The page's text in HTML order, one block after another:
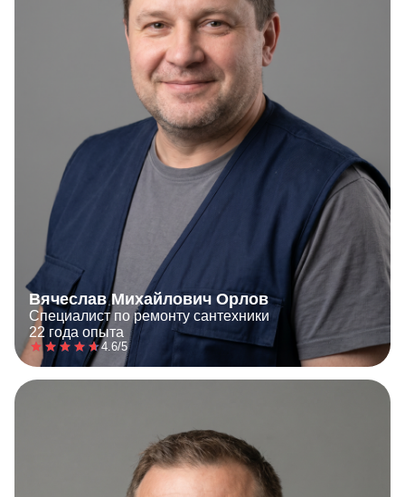
Вячеслав Михайлович Орлов
Специалист по ремонту сантехники
22 года опыта
4.6/5